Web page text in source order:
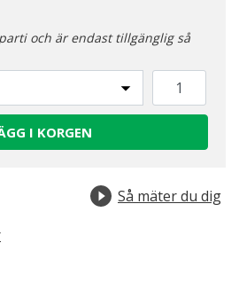
och är endast tillgänglig så
I KORGEN
Så mäter du dig